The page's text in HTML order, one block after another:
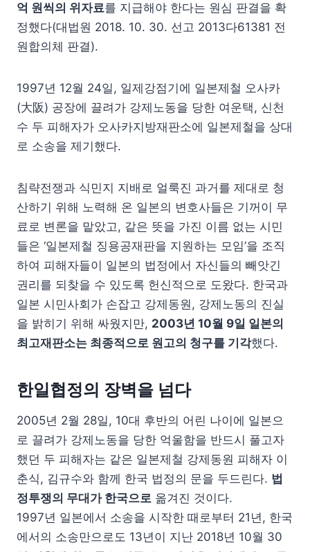
억 원씩의 위자료를 지급해야 한다는 원심 판결을 확
정했다(대법원 2018. 10. 30. 선고 2013다61381 전
원합의체 판결).
1997년 12월 24일, 일제강점기에 일본제철 오사카
(大阪) 공장에 끌려가 강제노동을 당한 여운택, 신천
수 두 피해자가 오사카지방재판소에 일본제철을 상대
로 소송을 제기했다.
침략전쟁과 식민지 지배로 얼룩진 과거를 제대로 청
산하기 위해 노력해 온 일본의 변호사들은 기꺼이 무
료로 변론을 맡았고, 같은 뜻을 가진 이름 없는 시민
들은 ‘일본제철 징용공재판을 지원하는 모임’을 조직
하여 피해자들이 일본의 법정에서 자신들의 빼앗긴
권리를 되찾을 수 있도록 헌신적으로 도왔다. 한국과
일본 시민사회가 손잡고 강제동원, 강제노동의 진실
을 밝히기 위해 싸웠지만, 2003년 10월 9일 일본의
최고재판소는 최종적으로 원고의 청구를 기각했다.
한일협정의 장벽을 넘다
2005년 2월 28일, 10대 후반의 어린 나이에 일본으
로 끌려가 강제노동을 당한 억울함을 반드시 풀고자
했던 두 피해자는 같은 일본제철 강제동원 피해자 이
춘식, 김규수와 함께 한국 법정의 문을 두드린다. 법
정투쟁의 무대가 한국으로 옮겨진 것이다.
1997년 일본에서 소송을 시작한 때로부터 21년, 한국
에서의 소송만으로도 13년이 지난 2018년 10월 30